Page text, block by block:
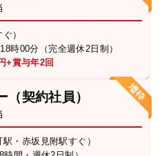
）
時00分（完全週休2日制）
+賞与年2回
契約社員）
・赤坂見附駅すぐ）